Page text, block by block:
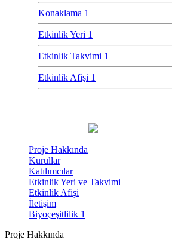
Konaklama 1
Etkinlik Yeri 1
Etkinlik Takvimi 1
Etkinlik Afişi 1
Proje Hakkında
Kurullar
Katılımcılar
Etkinlik Yeri ve Takvimi
Etkinlik Afişi
İletişim
Biyoçeşitlilik 1
Proje Hakkında